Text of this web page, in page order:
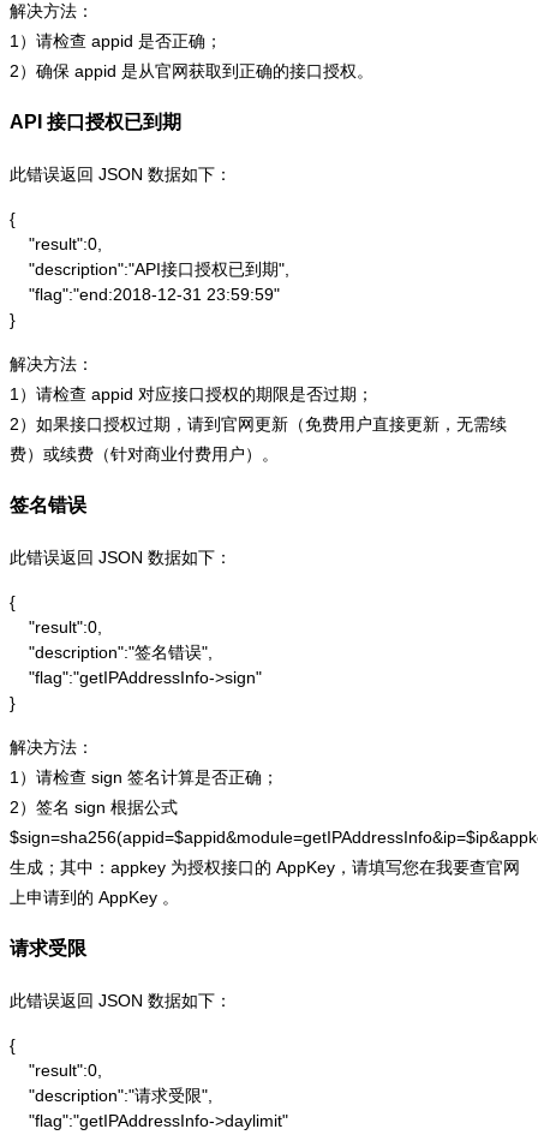
解决方法：
1）请检查 appid 是否正确；
2）确保 appid 是从官网获取到正确的接口授权。
API 接口授权已到期
此错误返回 JSON 数据如下：
{
    "result":0,
    "description":"API接口授权已到期",
    "flag":"end:2018-12-31 23:59:59"
}
解决方法：
1）请检查 appid 对应接口授权的期限是否过期；
2）如果接口授权过期，请到官网更新（免费用户直接更新，无需续
费）或续费（针对商业付费用户）。
签名错误
此错误返回 JSON 数据如下：
{
    "result":0,
    "description":"签名错误",
    "flag":"getIPAddressInfo->sign"
}
解决方法：
1）请检查 sign 签名计算是否正确；
2）签名 sign 根据公式
生成；其中：appkey 为授权接口的 AppKey，请填写您在我要查官网
上申请到的 AppKey 。
请求受限
此错误返回 JSON 数据如下：
{
    "result":0,
    "description":"请求受限",
    "flag":"getIPAddressInfo->daylimit"